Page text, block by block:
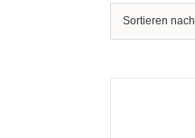
Sortieren nach